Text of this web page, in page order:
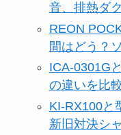
音、排熱ダ
REON
間はどう？
ICA-0301G
の違いを比較
KI-RX100と
新旧対決シ